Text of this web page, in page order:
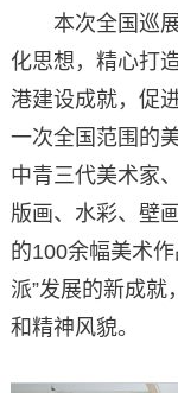
本次全国巡
化思想，精心打
港建设成就，促
一次全国范围的
中青三代美术家
版画、水彩、壁
的100余幅美术
派”发展的新成
和精神风貌。